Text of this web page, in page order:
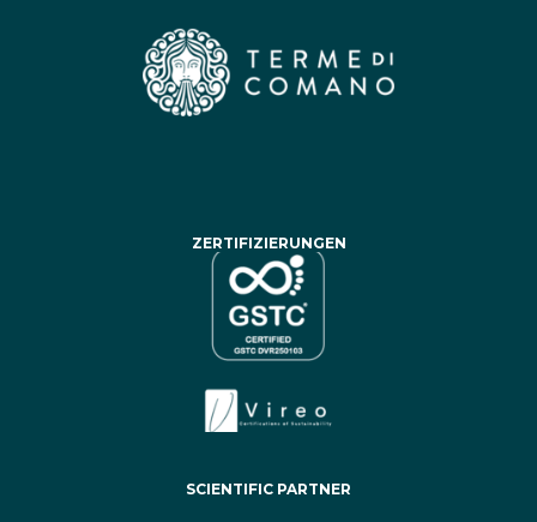
ZERTIFIZIERUNGEN
SCIENTIFIC PARTNER